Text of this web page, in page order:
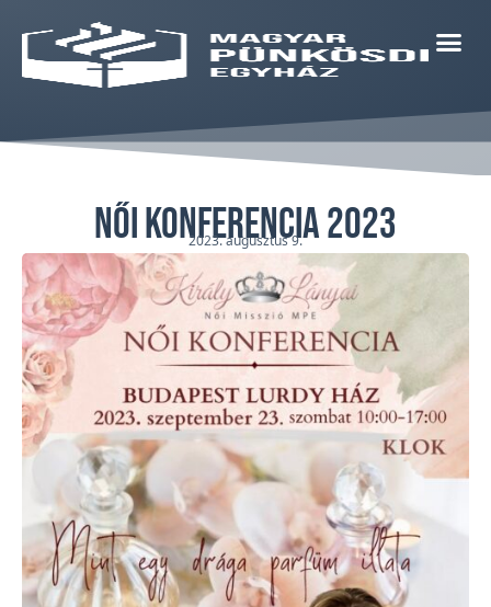
Női konferencia 2023
2023. augusztus 9.